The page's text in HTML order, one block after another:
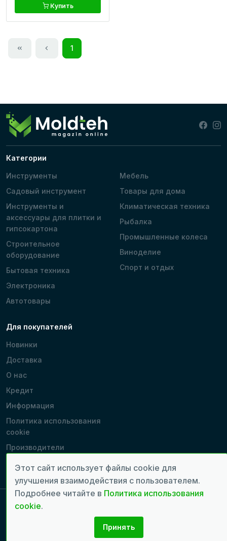
Купить
1
Категории
Инструменты
Садовый инструмент
Инструменты и
аксессуары для плитки и
гипсокартона
Строительное
оборудование
Бытовая техника
Электроника
Автотовары
Мебель
Товары для дома
Климатическая техника
Рыбалка
Промышленные колеса
Виноделие
Спорт и отдых
Для покупателей
Новинки
Доставка
О нас
Кредит
Информация
Политика использования
cookie
Производители
Наши магазины
Copyright 2022 - 2026 © Все права защищены. | Время генерации
Этот сайт использует файлы cookie для
улучшения взаимодействия с пользователем.
Подробнее читайте в Политика использования
cookie.
Принять